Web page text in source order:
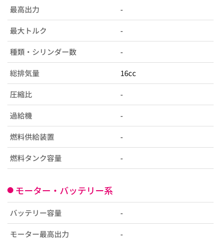
最高出力 -
最大トルク -
種類・シリンダー数 -
総排気量 16cc
圧縮比 -
過給機 -
燃料供給装置 -
燃料タンク容量 -
モーター・バッテリー系
バッテリー容量 -
モーター最高出力 -